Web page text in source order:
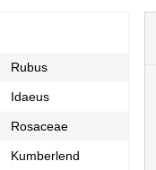
Rubus
Idaeus
Rosaceae
Kumberlend